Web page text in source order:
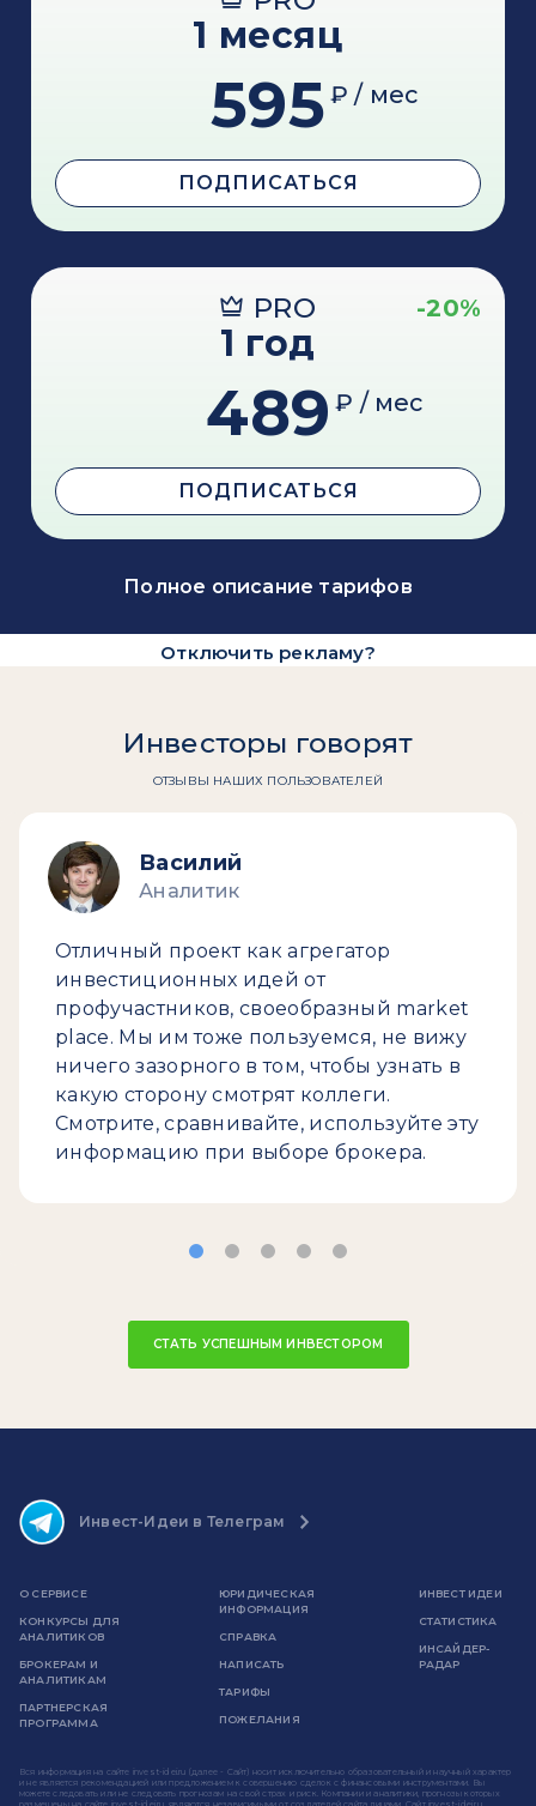
1 месяц
595 ₽ / мес
ПОДПИСАТЬСЯ
PRO -20%
1 год
489 ₽ / мес
ПОДПИСАТЬСЯ
Полное описание тарифов
Отключить рекламу?
Инвесторы говорят
ОТЗЫВЫ НАШИХ ПОЛЬЗОВАТЕЛЕЙ
Василий
Аналитик
Отличный проект как агрегатор
инвестиционных идей от
профучастников, своеобразный market
place. Мы им тоже пользуемся, не вижу
ничего зазорного в том, чтобы узнать в
какую сторону смотрят коллеги.
Смотрите, сравнивайте, используйте эту
информацию при выборе брокера.
СТАТЬ УСПЕШНЫМ ИНВЕСТОРОМ
Инвест-Идеи в Телеграм
О СЕРВИСЕ
КОНКУРСЫ ДЛЯ
АНАЛИТИКОВ
БРОКЕРАМ И
АНАЛИТИКАМ
ПАРТНЕРСКАЯ
ПРОГРАММА
ЮРИДИЧЕСКАЯ
ИНФОРМАЦИЯ
СПРАВКА
НАПИСАТЬ
ТАРИФЫ
ПОЖЕЛАНИЯ
ИНВЕСТ ИДЕИ
СТАТИСТИКА
ИНСАЙДЕР-
РАДАР
Вся информация на сайте invest-idei.ru (далее - Сайт) носит исключительно образовательный и научный характер
и не является рекомендацией или предложением к совершению сделок с финансовыми инструментами. Вы
можете следовать или не следовать прогнозам на свой страх и риск. Компании и аналитики, прогнозы которых